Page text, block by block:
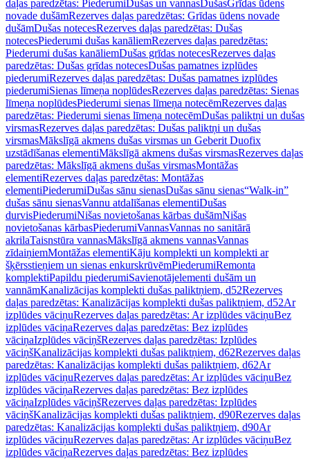
daļas paredzētas: PiederumiDušas un vannasDušasGrīdas ūdens
novade dušāmRezerves daļas paredzētas: Grīdas ūdens novade
dušāmDušas notecesRezerves daļas paredzētas: Dušas
notecesPiederumi dušas kanāliemRezerves daļas paredzētas:
Piederumi dušas kanāliemDušas grīdas notecesRezerves daļas
paredzētas: Dušas grīdas notecesDušas pamatnes izplūdes
piederumiRezerves daļas paredzētas: Dušas pamatnes izplūdes
piederumiSienas līmeņa noplūdesRezerves daļas paredzētas: Sienas
līmeņa noplūdesPiederumi sienas līmeņa notecēmRezerves daļas
paredzētas: Piederumi sienas līmeņa notecēmDušas paliktņi un dušas
virsmasRezerves daļas paredzētas: Dušas paliktņi un dušas
virsmasMākslīgā akmens dušas virsmas un Geberit Duofix
uzstādīšanas elementiMākslīgā akmens dušas virsmasRezerves daļas
paredzētas: Mākslīgā akmens dušas virsmasMontāžas
elementiRezerves daļas paredzētas: Montāžas
elementiPiederumiDušas sānu sienasDušas sānu sienas“Walk-in”
dušas sānu sienasVannu atdalīšanas elementiDušas
durvisPiederumiNišas novietošanas kārbas dušāmNišas
novietošanas kārbasPiederumiVannasVannas no sanitārā
akrilaTaisnstūra vannasMākslīgā akmens vannasVannas
zīdaiņiemMontāžas elementiKāju komplekti un komplekti ar
šķērsstieņiem un sienas enkurskrūvēmPiederumiRemonta
komplektiPapildu piederumiSavienotājelementi dušām un
vannāmKanalizācijas komplekti dušas paliktņiem, d52Rezerves
daļas paredzētas: Kanalizācijas komplekti dušas paliktņiem, d52Ar
izplūdes vāciņuRezerves daļas paredzētas: Ar izplūdes vāciņuBez
izplūdes vāciņaRezerves daļas paredzētas: Bez izplūdes
vāciņaIzplūdes vāciņšRezerves daļas paredzētas: Izplūdes
vāciņšKanalizācijas komplekti dušas paliktņiem, d62Rezerves daļas
paredzētas: Kanalizācijas komplekti dušas paliktņiem, d62Ar
izplūdes vāciņuRezerves daļas paredzētas: Ar izplūdes vāciņuBez
izplūdes vāciņaRezerves daļas paredzētas: Bez izplūdes
vāciņaIzplūdes vāciņšRezerves daļas paredzētas: Izplūdes
vāciņšKanalizācijas komplekti dušas paliktņiem, d90Rezerves daļas
paredzētas: Kanalizācijas komplekti dušas paliktņiem, d90Ar
izplūdes vāciņuRezerves daļas paredzētas: Ar izplūdes vāciņuBez
izplūdes vāciņaRezerves daļas paredzētas: Bez izplūdes